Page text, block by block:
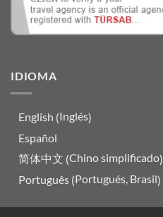
IDIOMA
English (Inglés)
Español
简体中文 (Chino simplificado)
Português (Portugués, Brasil)